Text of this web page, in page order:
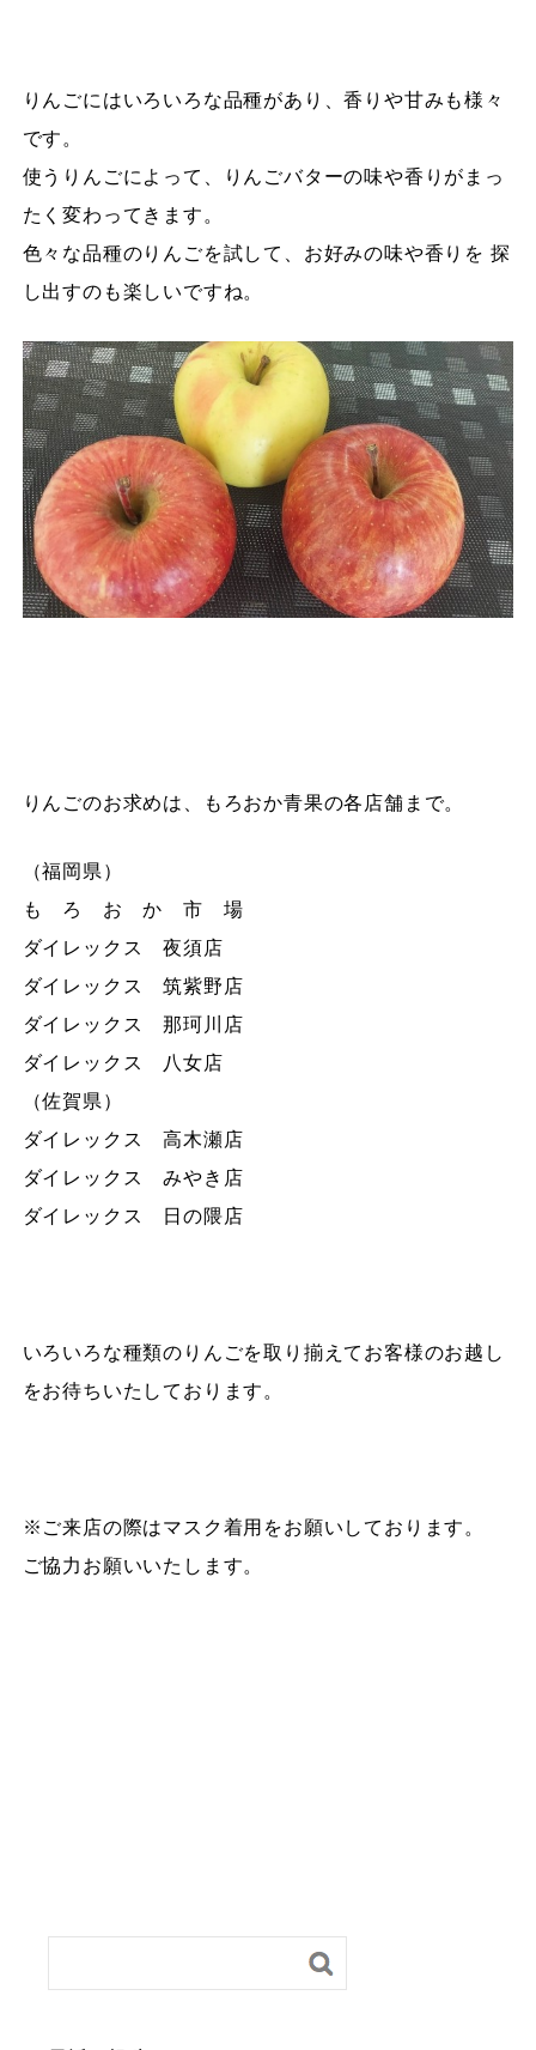
りんごにはいろいろな品種があり、香りや甘みも様々
です。
使うりんごによって、りんごバターの味や香りがまっ
たく変わってきます。
色々な品種のりんごを試して、お好みの味や香りを 探
し出すのも楽しいですね。
りんごのお求めは、もろおか青果の各店舗まで。
（福岡県）
も ろ お か 市 場
ダイレックス 夜須店
ダイレックス 筑紫野店
ダイレックス 那珂川店
ダイレックス 八女店
（佐賀県）
ダイレックス 高木瀬店
ダイレックス みやき店
ダイレックス 日の隈店
いろいろな種類のりんごを取り揃えてお客様のお越し
をお待ちいたしております。
※ご来店の際はマスク着用をお願いしております。
ご協力お願いいたします。